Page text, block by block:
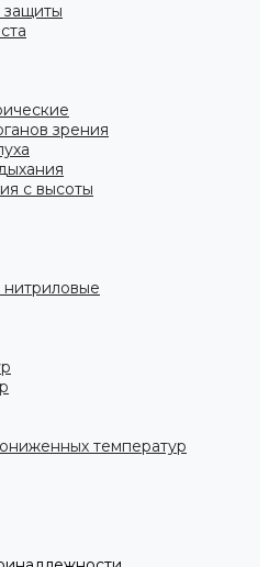
защиты
зрения
с высоты
температур